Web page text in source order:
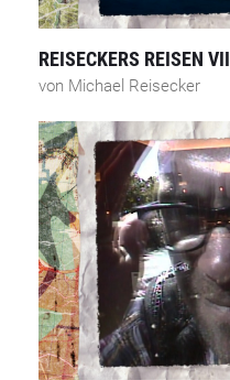
REISECKERS REISEN VII
von Michael Reisecker